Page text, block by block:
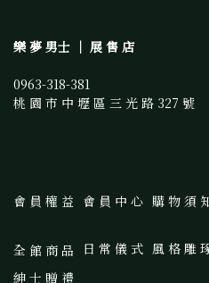
樂 夢 男士 ｜ 展 售 店
0963-318-381
桃 園 市 中 壢 區 三 光 路 327 號
會 員 權 益 會 員 中 心 購 物 須
全 館 商 品 日 常 儀 式 風 格 雕
紳 士 贈 禮